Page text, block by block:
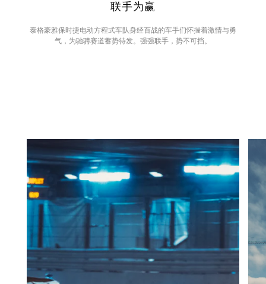
联手为赢
泰格豪雅保时捷电动方程式车队身经百战的车手们怀揣着激情与勇
气，为驰骋赛道蓄势待发。强强联手，势不可挡。